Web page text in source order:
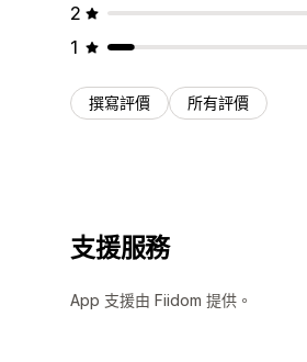
2
1
撰寫評價 所有評價
支援服務
App 支援由 Fiidom 提供。